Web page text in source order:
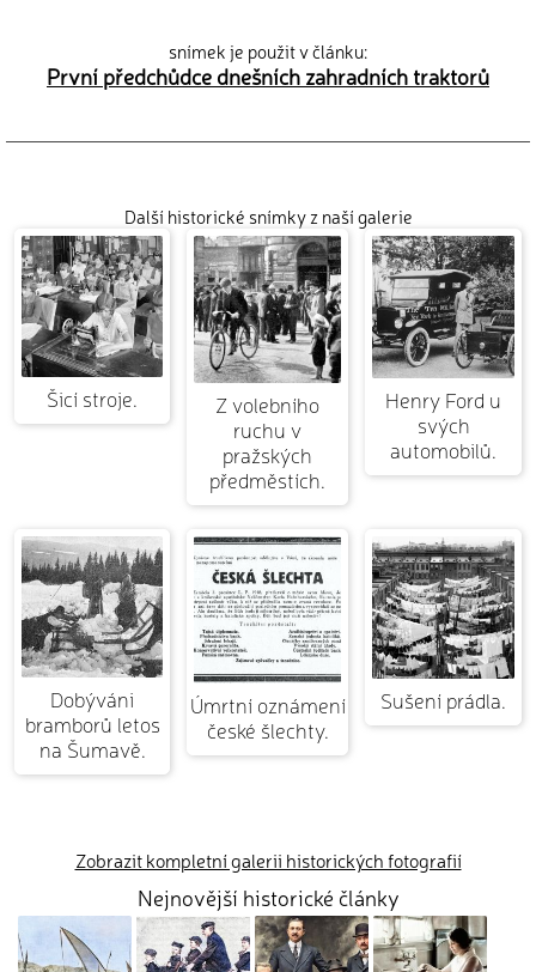
snímek je použit v článku:
První předchůdce dnešních zahradních traktorů
Další historické snímky z naší galerie
Šicí stroje.
Z volebního
ruchu v
pražských
předměstích.
Henry Ford u
svých
automobilů.
Dobýváni
bramborů letos
na Šumavě.
Úmrtní oznámení
české šlechty.
Sušení prádla.
Zobrazit kompletní galerii historických fotografií
Nejnovější historické články